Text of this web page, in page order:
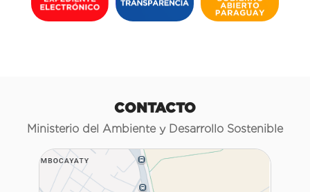
CONTACTO
Ministerio del Ambiente y Desarrollo Sostenible